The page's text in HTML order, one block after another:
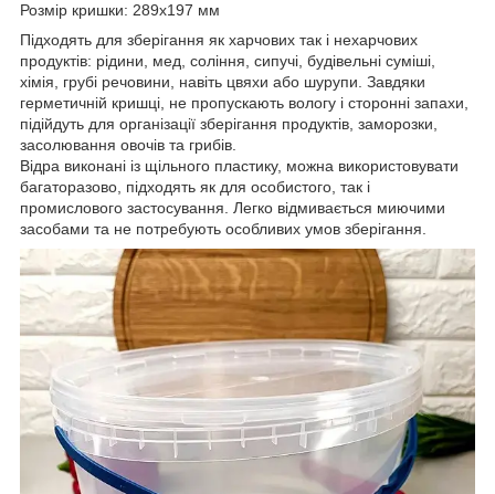
Розмір кришки: 289х197 мм
Підходять для зберігання як харчових так і нехарчових
продуктів: рідини, мед, соління, сипучі, будівельні суміші,
хімія, грубі речовини, навіть цвяхи або шурупи. Завдяки
герметичній кришці, не пропускають вологу і сторонні запахи,
підійдуть для організації зберігання продуктів, заморозки,
засолювання овочів та грибів.
Відра виконані із щільного пластику, можна використовувати
багаторазово, підходять як для особистого, так і
промислового застосування. Легко відмивається миючими
засобами та не потребують особливих умов зберігання.